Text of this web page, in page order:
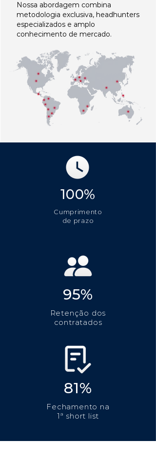
Nossa abordagem combina
metodologia exclusiva, headhunters
especializados e amplo
conhecimento de mercado.
100%
Cumprimento
de prazo
95%
Retenção dos
contratados
81%
Fechamento na
1ª short list